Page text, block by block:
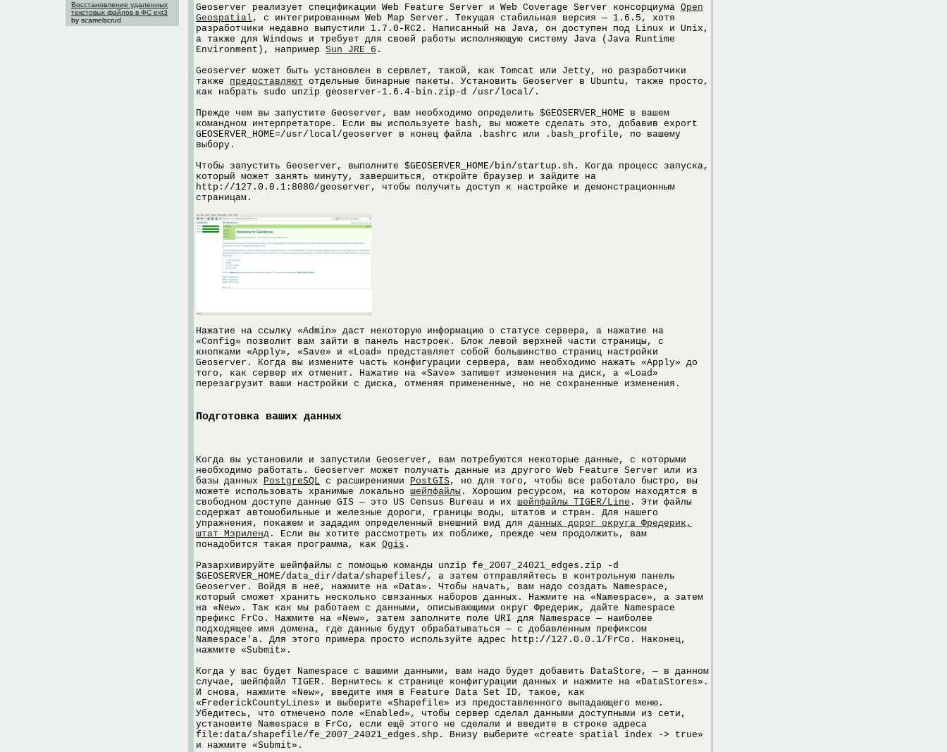
Восстановление удаленных
текстовых файлов в ФС ext3
by scamelscrud
Geoserver реализует спецификации Web Feature Server и Web Coverage Server консорциума Open
Geospatial , с интегрированным Web Map Server. Текущая стабильная версия — 1.6.5, хотя
разработчики недавно выпустили 1.7.0-RC2. Написанный на Java, он доступен под Linux и Unix,
а также для Windows и требует для своей работы исполняющую систему Java (Java Runtime
Environment), например Sun JRE 6 .
Geoserver может быть установлен в сервлет, такой, как Tomcat или Jetty, но разработчики
также предоставляют отдельные бинарные пакеты. Установить Geoserver в Ubuntu, также просто,
как набрать sudo unzip geoserver-1.6.4-bin.zip-d /usr/local/.
Прежде чем вы запустите Geoserver, вам необходимо определить $GEOSERVER_HOME в вашем
командном интерпретаторе. Если вы используете bash, вы можете сделать это, добавив export
GEOSERVER_HOME=/usr/local/geoserver в конец файла .bashrc или .bash_profile, по вашему
выбору.
Чтобы запустить Geoserver, выполните $GEOSERVER_HOME/bin/startup.sh. Когда процесс запуска,
который может занять минуту, завершиться, откройте браузер и зайдите на
http://127.0.0.1:8080/geoserver, чтобы получить доступ к настройке и демонстрационным
страницам.
Нажатие на ссылку «Admin» даст некоторую информацию о статусе сервера, а нажатие на
«Config» позволит вам зайти в панель настроек. Блок левой верхней части страницы, с
кнопками «Apply», «Save» и «Load» представляет собой большинство страниц настройки
Geoserver. Когда вы измените часть конфигурации сервера, вам необходимо нажать «Apply» до
того, как сервер их отменит. Нажатие на «Save» запишет изменения на диск, а «Load»
перезагрузит ваши настройки с диска, отменяя примененные, но не сохраненные изменения.
Подготовка ваших данных
Когда вы установили и запустили Geoserver, вам потребуются некоторые данные, с которыми
необходимо работать. Geoserver может получать данные из другого Web Feature Server или из
базы данных PostgreSQL с расширениями PostGIS, но для того, чтобы все работало быстро, вы
можете использовать хранимые локально шейпфайлы . Хорошим ресурсом, на котором находятся в
свободном доступе данные GIS — это US Census Bureau и их шейпфайлы TIGER/Line . Эти файлы
содержат автомобильные и железные дороги, границы воды, штатов и стран. Для нашего
упражнения, покажем и зададим определенный внешний вид для данных дорог округа Фредерик,
штат Мэриленд . Если вы хотите рассмотреть их поближе, прежде чем продолжить, вам
понадобится такая программа, как Qgis .
Разархивируйте шейпфайлы с помощью команды unzip fe_2007_24021_edges.zip -d
$GEOSERVER_HOME/data_dir/data/shapefiles/, а затем отправляйтесь в контрольную панель
Geoserver. Войдя в неё, нажмите на «Data». Чтобы начать, вам надо создать Namespace,
который сможет хранить несколько связанных наборов данных. Нажмите на «Namespace», а затем
на «New». Так как мы работаем с данными, описывающими округ Фредерик, дайте Namespace
префикс FrCo. Нажмите на «New», затем заполните поле URI для Namespace — наиболее
подходящее имя домена, где данные будут обрабатываться — с добавленным префиксом
Namespace'а. Для этого примера просто используйте адрес http://127.0.0.1/FrCo. Наконец,
нажмите «Submit».
Когда у вас будет Namespace с вашими данными, вам надо будет добавить DataStore, — в данном
случае, шейпфайл TIGER. Вернитесь к странице конфигурации данных и нажмите на «DataStores».
И снова, нажмите «New», введите имя в Feature Data Set ID, такое, как
«FrederickCountyLines» и выберите «Shapefile» из предоставленного выпадающего меню.
Убедитесь, что отмечено поле «Enabled», чтобы сервер сделал данными доступными из сети,
установите Namespace в FrCo, если ещё этого не сделали и введите в строке адреса
file:data/shapefile/fe_2007_24021_edges.shp. Внизу выберите «create spatial index -> true»
и нажмите «Submit».